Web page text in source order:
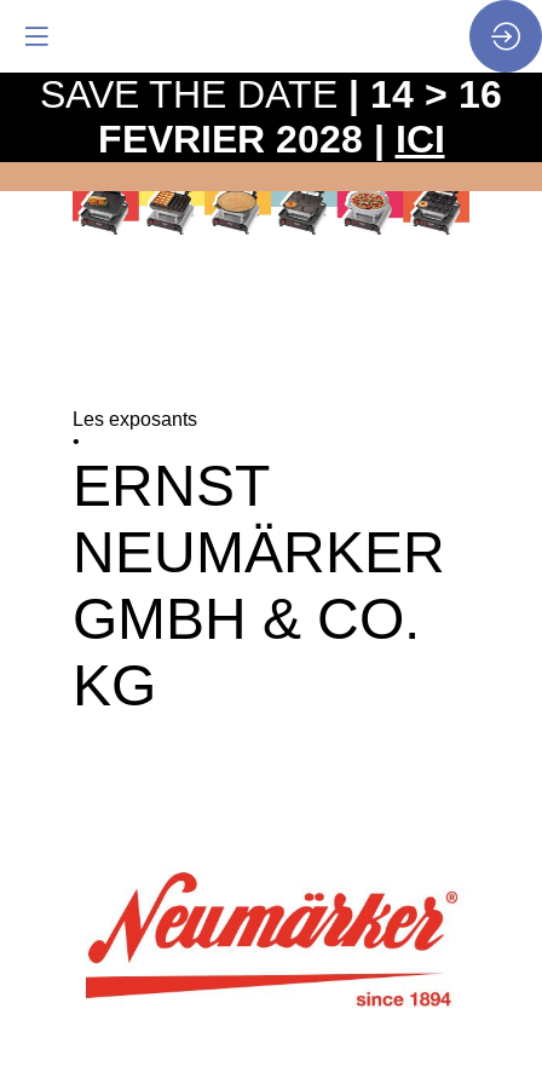
Les exposants
•
ERNST
NEUMÄRKER
GMBH & CO.
KG
SAVE THE DATE | 14 > 16
FEVRIER 2028 | ICI